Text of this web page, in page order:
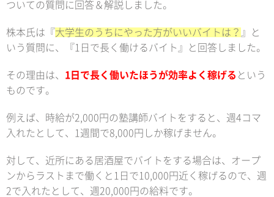
ついての質問に回答＆解説しました。
株本氏は『大学生のうちにやった方がいいバイトは？ 』と
いう質問に、『1日で長く働けるバイト』と回答しました。
その理由は、 1日で長く働いたほうが効率よく稼げる という
ものです。
例えば、時給が2,000円の塾講師バイトをすると、週4コマ
入れたとして、1週間で8,000円しか稼げません。
対して、近所にある居酒屋でバイトをする場合は、オープ
ンからラストまで働くと1日で10,000円近く稼げるので、週
2で入れたとして、週20,000円の給料です。